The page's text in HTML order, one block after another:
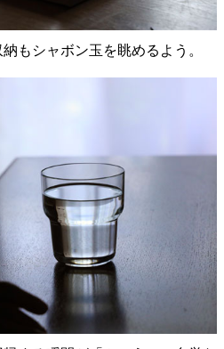
もシャボン玉を眺めるよう。